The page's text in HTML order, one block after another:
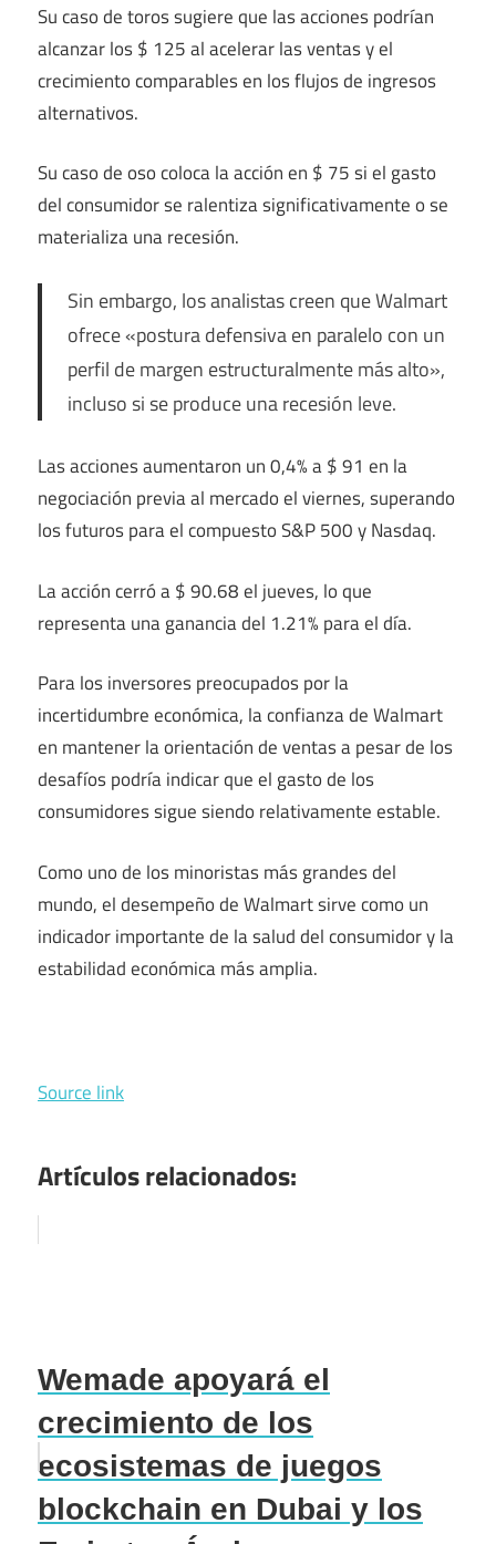
Su caso de toros sugiere que las acciones podrían
alcanzar los $ 125 al acelerar las ventas y el
crecimiento comparables en los flujos de ingresos
alternativos.
Su caso de oso coloca la acción en $ 75 si el gasto
del consumidor se ralentiza significativamente o se
materializa una recesión.
Sin embargo, los analistas creen que Walmart
ofrece «postura defensiva en paralelo con un
perfil de margen estructuralmente más alto»,
incluso si se produce una recesión leve.
Las acciones aumentaron un 0,4% a $ 91 en la
negociación previa al mercado el viernes, superando
los futuros para el compuesto S&P 500 y Nasdaq.
La acción cerró a $ 90.68 el jueves, lo que
representa una ganancia del 1.21% para el día.
Para los inversores preocupados por la
incertidumbre económica, la confianza de Walmart
en mantener la orientación de ventas a pesar de los
desafíos podría indicar que el gasto de los
consumidores sigue siendo relativamente estable.
Como uno de los minoristas más grandes del
mundo, el desempeño de Walmart sirve como un
indicador importante de la salud del consumidor y la
estabilidad económica más amplia.
Source link
Artículos relacionados:
Wemade apoyará el
crecimiento de los
ecosistemas de juegos
blockchain en Dubai y los